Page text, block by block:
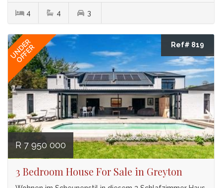
4 4 3
UNDER
OFFER Ref# 819
R 7 950 000
3 Bedroom House For Sale in Greyton